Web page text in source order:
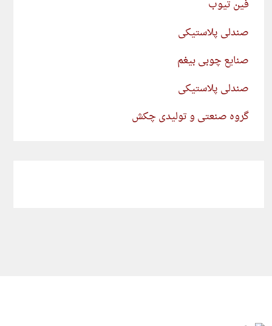
فین تیوب
صندلی پلاستیکی
صنایع چوبی بیغم
صندلی پلاستیکی
گروه صنعتی و تولیدی چکش